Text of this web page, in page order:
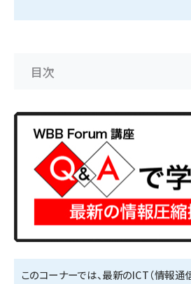
目次
このコーナーでは、最新のICT（情報通